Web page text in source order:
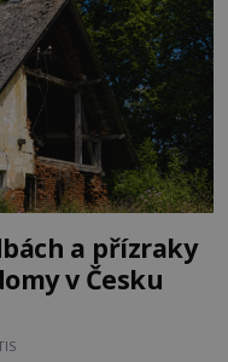
a přízraky
v Česku